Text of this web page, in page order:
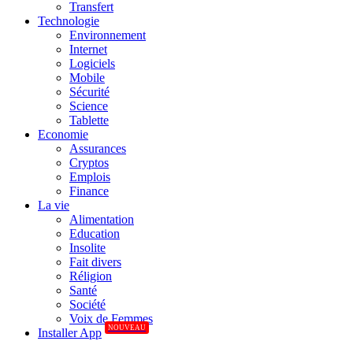
Transfert
Technologie
Environnement
Internet
Logiciels
Mobile
Sécurité
Science
Tablette
Economie
Assurances
Cryptos
Emplois
Finance
La vie
Alimentation
Education
Insolite
Fait divers
Réligion
Santé
Société
Voix de Femmes
Installer App
NOUVEAU